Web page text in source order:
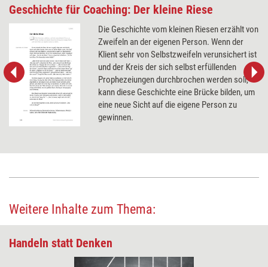
Geschichte für Coaching: Der kleine Riese
Die Geschichte vom kleinen Riesen erzählt von
Zweifeln an der eigenen Person. Wenn der
Klient sehr von Selbstzweifeln verunsichert ist
und der Kreis der sich selbst erfüllenden
Prophezeiungen durchbrochen werden soll,
kann diese Geschichte eine Brücke bilden, um
eine neue Sicht auf die eigene Person zu
gewinnen.
Weitere Inhalte zum Thema:
Handeln statt Denken